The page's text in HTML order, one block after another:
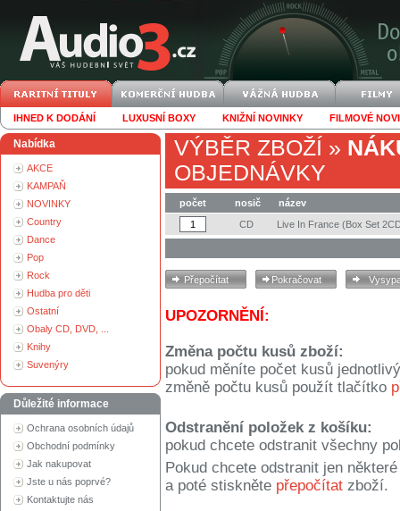
IHNED K DODÁNÍ LUXUSNÍ BOXY KNIŽNÍ NOVINKY FILMOVÉ
Nabídka
AKCE
KAMPAŇ
NOVINKY
Country
Dance
Pop
Rock
Hudba pro děti
Ostatní
Obaly CD, DVD, ...
Knihy
Suvenýry
Důležité informace
Ochrana osobních údajů
Obchodní podmínky
Jak nakupovat
Jste u nás poprvé?
Kontaktujte nás
VÝBĚR ZBOŽÍ »
OBJEDNÁVKY
počet nosič
název
CD
Live In France (Box Set
UPOZORNĚNÍ:
Změna počtu kusů zboží:
pokud měníte počet kusů
změně počtu kusů použít tlačítko
Odstranění položek z košíku:
pokud chcete odstranit všechny
Pokud chcete odstranit jen
a poté stiskněte přepočítat zboží.